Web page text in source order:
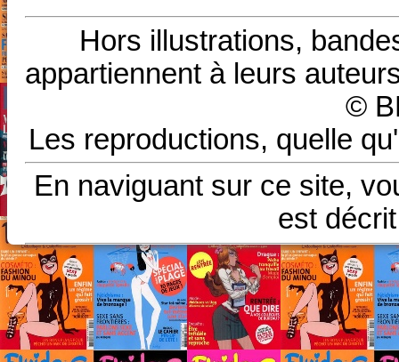
Hors illustrations,
appartiennent à leurs
©
Les reproductions, quelle
En naviguant sur ce site,
est